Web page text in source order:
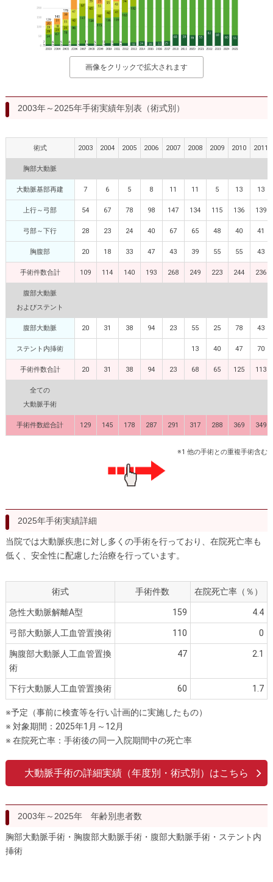
マルファン症候群
診察をご希望の方へ
大動脈瘤を指摘されたら？ 診療の流れ
遠方から来院される方は？ 外来予約について
都道府県別紹介病院 良くある質問
お問い合わせ
外来予約をされた方へ
採用・医療関係の方へ
私どもの特色
手術概要 ご紹介いただく場合
医師募集情報 ドクターカー
トピックス一覧
アーカイブ
画像をクリックで拡大されます
2003年～2025年手術実績年別表（術式別）
術式 2003 2004 2005 2006 2007 2008 2009 2010 2011
胸部大動脈
大動脈基部再建 7 6 5 8 11 11 5 13 13
上行～弓部 54 67 78 98 147 134 115 136 139
弓部～下行 28 23 24 40 67 65 48 40 41
胸腹部 20 18 33 47 43 39 55 55 43
手術件数合計 109 114 140 193 268 249 223 244 236
腹部大動脈
およびステント
腹部大動脈 20 31 38 94 23 55 25 78 43
ステント内挿術 13 40 47 70
手術件数合計 20 31 38 94 23 68 65 125 113
全ての
大動脈手術
手術件数総合計 129 145 178 287 291 317 288 369 349
※1 他の手術との重複手術含む
2025年手術実績詳細
当院では大動脈疾患に対し多くの手術を行っており、在院死亡率も
低く、安全性に配慮した治療を行っています。
術式 手術件数 在院死亡率（％）
急性大動脈解離A型 159 4.4
弓部大動脈人工血管置換術 110 0
胸腹部大動脈人工血管置換
術
47 2.1
下行大動脈人工血管置換術 60 1.7
※予定（事前に検査等を行い計画的に実施したもの）
※ 対象期間：2025年1月～12月
※ 在院死亡率：手術後の同一入院期間中の死亡率
大動脈手術の詳細実績（年度別・術式別）はこちら
2003年～2025年 年齢別患者数
胸部大動脈手術・胸腹部大動脈手術・腹部大動脈手術・ステント内
挿術